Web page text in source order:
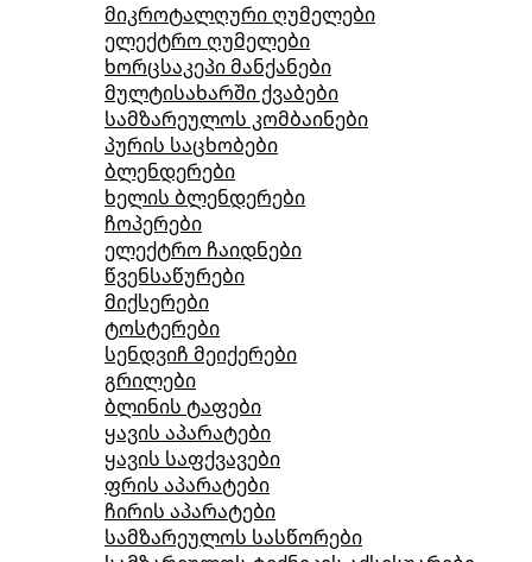
მიკროტალღური ღუმელები
ელექტრო ღუმელები
ხორცსაკეპი მანქანები
მულტისახარში ქვაბები
სამზარეულოს კომბაინები
პურის საცხობები
ბლენდერები
ხელის ბლენდერები
ჩოპერები
ელექტრო ჩაიდნები
წვენსაწურები
მიქსერები
ტოსტერები
სენდვიჩ მეიქერები
გრილები
ბლინის ტაფები
ყავის აპარატები
ყავის საფქვავები
ფრის აპარატები
ჩირის აპარატები
სამზარეულოს სასწორები